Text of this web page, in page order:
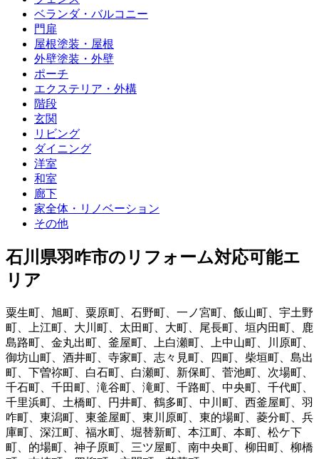
ベランダ・バルコニー
門扉
屋根塗装・屋根
外壁塗装・外壁
ポーチ
エクステリア・外構
階段
玄関
リビング
ダイニング
洋室
和室
廊下
家全体・リノベーション
その他
石川県羽咋市のリフォーム対応可能エ
リア
粟生町 旭町 粟原町 石野町 一ノ宮町 飯山町
宇土野
町
上江町 大川町 太田町 大町 尾長町 垣内田町
鹿
島路町
金丸出町 釜屋町 上白瀬町 上中山町 川原町
御坊山町
酒井町 寺家町 志々見町 四町 柴垣町
島出
町
下曽祢町 白石町 白瀬町 新保町 菅池町 次場町
千石町
千田町 滝谷町 滝町 千路町 中央町 千代町
千里浜町
土橋町 円井町 鶴多町 中川町 西釜屋町
羽
咋町
東潟町 東釜屋町 東川原町 東的場町 菱分町
兵
庫町
深江町 福水町 堀替新町 本江町 本町
松ケ下
町
的場町 神子原町 三ツ屋町 南中央町 柳田町
柳橋